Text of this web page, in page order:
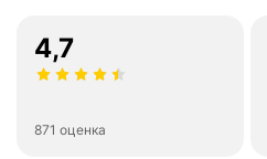
4,7
871 оценка